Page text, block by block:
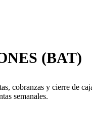
(BAT)
cobranzas y cierre de
semanales.